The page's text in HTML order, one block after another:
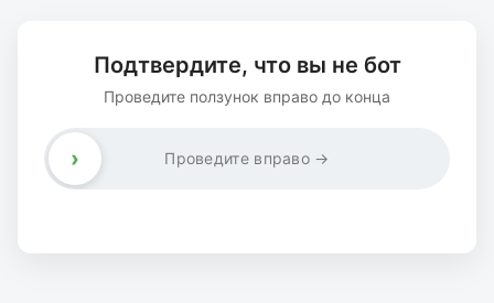
Подтвердите, что вы не бот
Проведите ползунок вправо до конца
Проведите вправо →
›